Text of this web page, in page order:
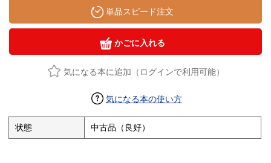
単品スピード注文
かごに入れる
気になる本に追加（ログインで利用可能）
気になる本の使い方
状態 中古品（良好）